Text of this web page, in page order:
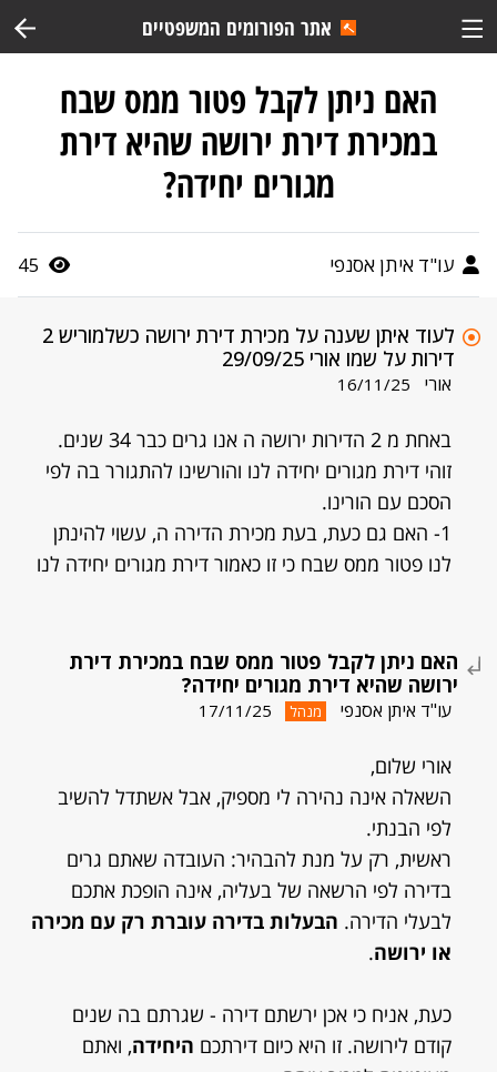
אתר הפורומים המשפטיים
האם ניתן לקבל פטור ממס שבח
במכירת דירת ירושה שהיא דירת
מגורים יחידה?
עו"ד איתן אסנפי 45
לעוד איתן שענה על מכירת דירת ירושה כשלמוריש 2
דירות על שמו אורי 29/09/25
אורי 16/11/25
באחת מ 2 הדירות ירושה ה אנו גרים כבר 34 שנים.
זוהי דירת מגורים יחידה לנו והורשינו להתגורר בה לפי
הסכם עם הורינו.
1- האם גם כעת, בעת מכירת הדירה ה, עשוי להינתן
לנו פטור ממס שבח כי זו כאמור דירת מגורים יחידה לנו
האם ניתן לקבל פטור ממס שבח במכירת דירת
ירושה שהיא דירת מגורים יחידה?
עו"ד איתן אסנפי מנהל 17/11/25
אורי שלום,
השאלה אינה נהירה לי מספיק, אבל אשתדל להשיב
לפי הבנתי.
ראשית, רק על מנת להבהיר: העובדה שאתם גרים
בדירה לפי הרשאה של בעליה, אינה הופכת אתכם
לבעלי הדירה. הבעלות בדירה עוברת רק עם מכירה
או ירושה.
כעת, אניח כי אכן ירשתם דירה - שגרתם בה שנים
קודם לירושה. זו היא כיום דירתכם היחידה, ואתם